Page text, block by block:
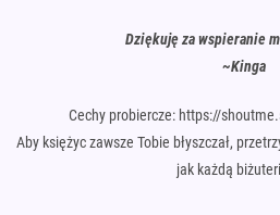
Dziękuję za wspieranie
~Kinga
Cechy probiercze: https://
Aby księżyc zawsze Tobie błyszczał,
jak każdą